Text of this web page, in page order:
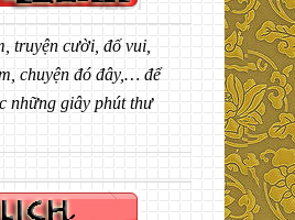
truyện cười, đố vui,
chuyện đó đây,… để
những giây phút thư